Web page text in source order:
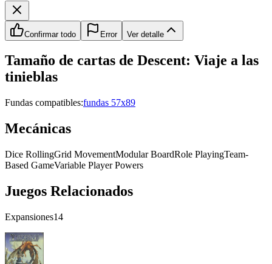
Confirmar todo Error Ver detalle
Tamaño de cartas de Descent: Viaje a las
tinieblas
Fundas compatibles:fundas 57x89
Mecánicas
Dice RollingGrid MovementModular BoardRole PlayingTeam-
Based GameVariable Player Powers
Juegos Relacionados
Expansiones14